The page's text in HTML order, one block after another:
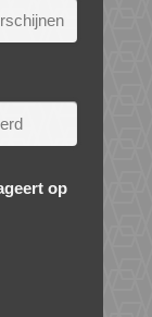
op